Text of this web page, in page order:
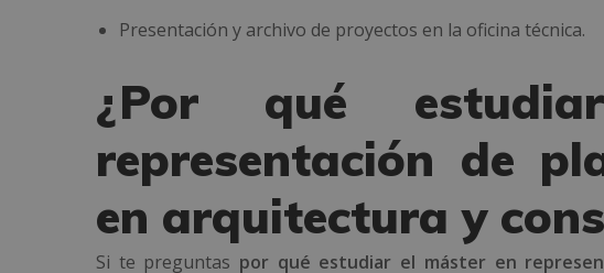
Presentación y archivo de proyectos en la oficina técnica.
¿Por qué
representación de
en arquitectura y
Si te preguntas por qué estudiar el máster en